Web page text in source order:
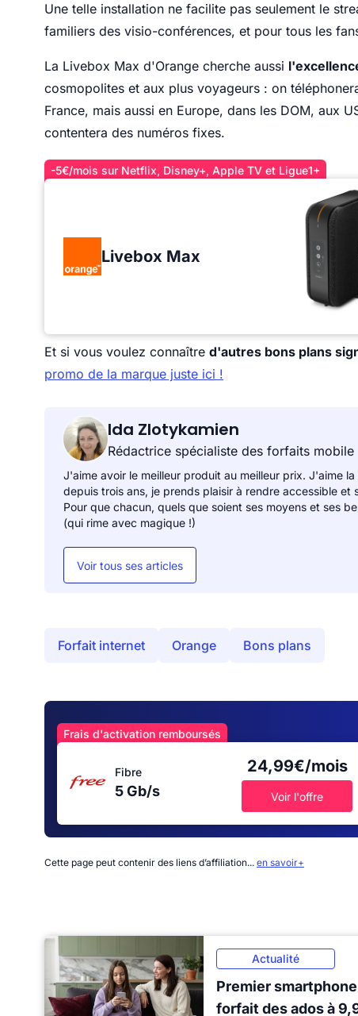
Une telle installation ne facilite pas seulement le
familiers des visio-conférences, et pour tous les
La Livebox Max d'Orange cherche aussi
cosmopolites et aux plus voyageurs : on
France, mais aussi en Europe, dans les DOM, aux
contentera des numéros fixes.
-5€/mois sur Netflix, Disney+, Apple TV et Ligue1+
Livebox Max
Et si vous voulez connaître d'autres bons plans
promo de la marque juste ici !
Ida Zlotykamien
Rédactrice spécialiste des forfaits mobile
J'aime avoir le meilleur produit au meilleur prix. J'aime
depuis trois ans, je prends plaisir à rendre accessible
Pour que chacun, quels que soient ses moyens et ses
(qui rime avec magique !)
Voir tous ses articles
Forfait internet Orange Bons plans
Frais d'activation remboursés
Fibre
5 Gb/s
24,99€/mois
Voir l'offre
Cette page peut contenir des liens d’affiliation... en savoir+
Actualité
Premier
forfait des ados à